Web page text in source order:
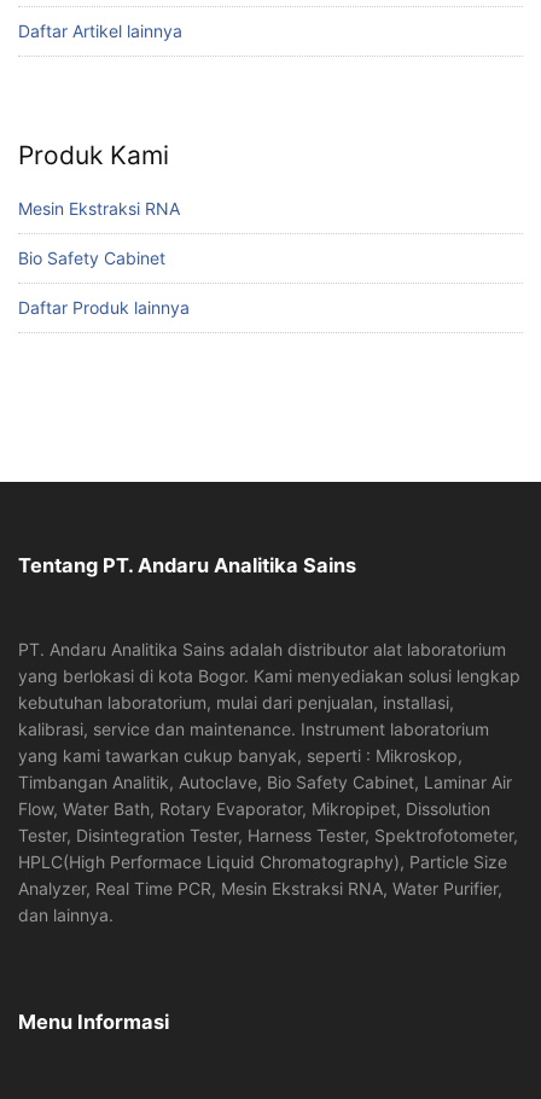
Daftar Artikel lainnya
Produk Kami
Mesin Ekstraksi RNA
Bio Safety Cabinet
Daftar Produk lainnya
Tentang PT. Andaru Analitika Sains
PT. Andaru Analitika Sains adalah distributor alat laboratorium
yang berlokasi di kota Bogor. Kami menyediakan solusi lengkap
kebutuhan laboratorium, mulai dari penjualan, installasi,
kalibrasi, service dan maintenance. Instrument laboratorium
yang kami tawarkan cukup banyak, seperti : Mikroskop,
Timbangan Analitik, Autoclave, Bio Safety Cabinet, Laminar Air
Flow, Water Bath, Rotary Evaporator, Mikropipet, Dissolution
Tester, Disintegration Tester, Harness Tester, Spektrofotometer,
HPLC(High Performace Liquid Chromatography), Particle Size
Analyzer, Real Time PCR, Mesin Ekstraksi RNA, Water Purifier,
dan lainnya.
Menu Informasi